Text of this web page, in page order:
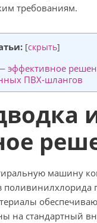
требованиям.
[скрыть]
эффективное
ПВХ-шлангов
машину
на стандартный